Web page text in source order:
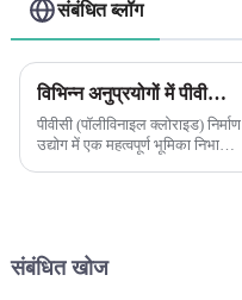
संबंधित ब्लॉग
विभिन्न अनुप्रयोगों में पीवीसी (पॉलीविनाइल क्लोराइड) के उपयोग का निर्माण उद्योग पर महत्वपूर्ण प्रभाव पड़ा है
पीवीसी (पॉलीविनाइल क्लोराइड) निर्माण
उद्योग में एक महत्वपूर्ण भूमिका निभाता
संबंधित खोज